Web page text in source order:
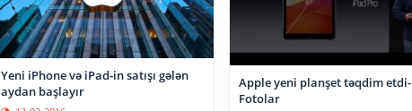
Yeni iPhone və iPad-in satışı gələn
aydan başlayır
Apple yeni planşet təqdim etdi-
Fotolar